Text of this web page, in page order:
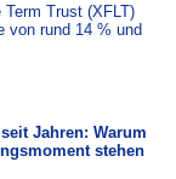
Trust (XFLT)
von rund 14 % und
Jahren: Warum
stehen